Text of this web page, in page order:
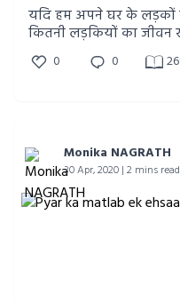
यदि हम अपने घर के लड़कों
कितनी लड़कियों का जीवन
0 0
Monika NAGRATH
30 Apr, 2020 | 2 mins read